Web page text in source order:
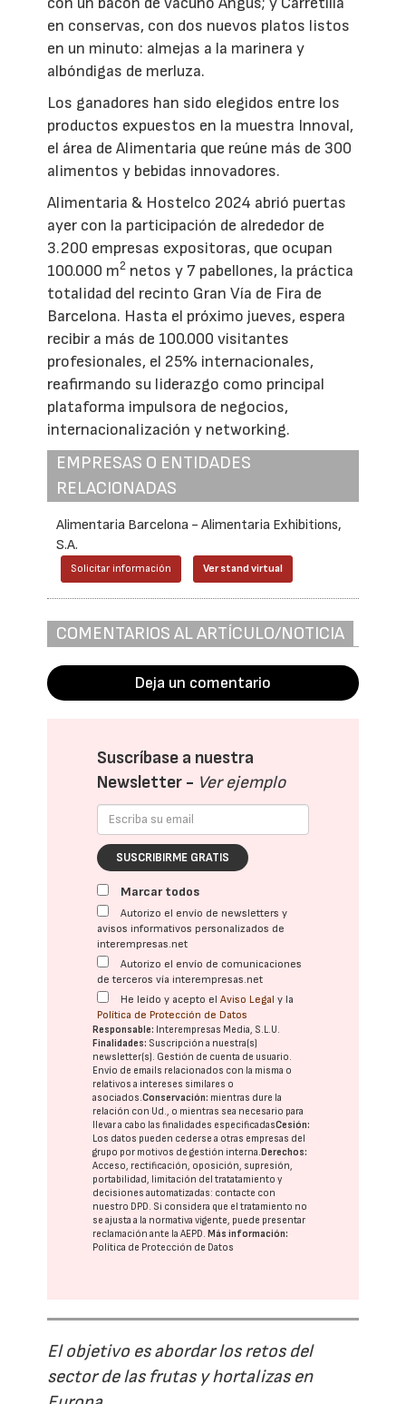
en conservas, con dos nuevos platos listos
en un minuto: almejas a la marinera y
albóndigas de merluza.
Los ganadores han sido elegidos entre los
productos expuestos en la muestra Innoval,
el área de Alimentaria que reúne más de 300
alimentos y bebidas innovadores.
Alimentaria & Hostelco 2024 abrió puertas
ayer con la participación de alrededor de
3.200 empresas expositoras, que ocupan
100.000 m2 netos y 7 pabellones, la práctica
totalidad del recinto Gran Vía de Fira de
Barcelona. Hasta el próximo jueves, espera
recibir a más de 100.000 visitantes
profesionales, el 25% internacionales,
reafirmando su liderazgo como principal
plataforma impulsora de negocios,
internacionalización y networking.
EMPRESAS O ENTIDADES
RELACIONADAS
Alimentaria Barcelona - Alimentaria Exhibitions,
S.A.
Solicitar información Ver stand virtual
COMENTARIOS AL ARTÍCULO/NOTICIA
Deja un comentario
Suscríbase a nuestra
Newsletter - Ver ejemplo
SUSCRIBIRME GRATIS
Marcar todos
Autorizo el envío de newsletters y
avisos informativos personalizados de
interempresas.net
Autorizo el envío de comunicaciones
de terceros vía interempresas.net
He leído y acepto elAviso Legal y la
Política de Protección de Datos
Responsable: Interempresas Media, S.L.U.
Finalidades: Suscripción a nuestra(s)
newsletter(s). Gestión de cuenta de usuario.
Envío de emails relacionados con la misma o
relativos a intereses similares o
asociados.Conservación: mientras dure la
relación con Ud., o mientras sea necesario para
llevar a cabo las finalidades especificadasCesión:
Los datos pueden cederse a otras empresas del
grupo por motivos de gestión interna.Derechos:
Acceso, rectificación, oposición, supresión,
portabilidad, limitación del tratatamiento y
decisiones automatizadas: contacte con
nuestro DPD. Si considera que el tratamiento no
se ajusta a la normativa vigente, puede presentar
reclamación ante laAEPD.Más información:
Política de Protección de Datos
El objetivo es abordar los retos del
sector de las frutas y hortalizas en